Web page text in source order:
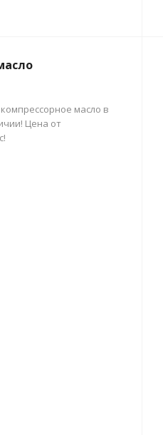
масло в
Цена от